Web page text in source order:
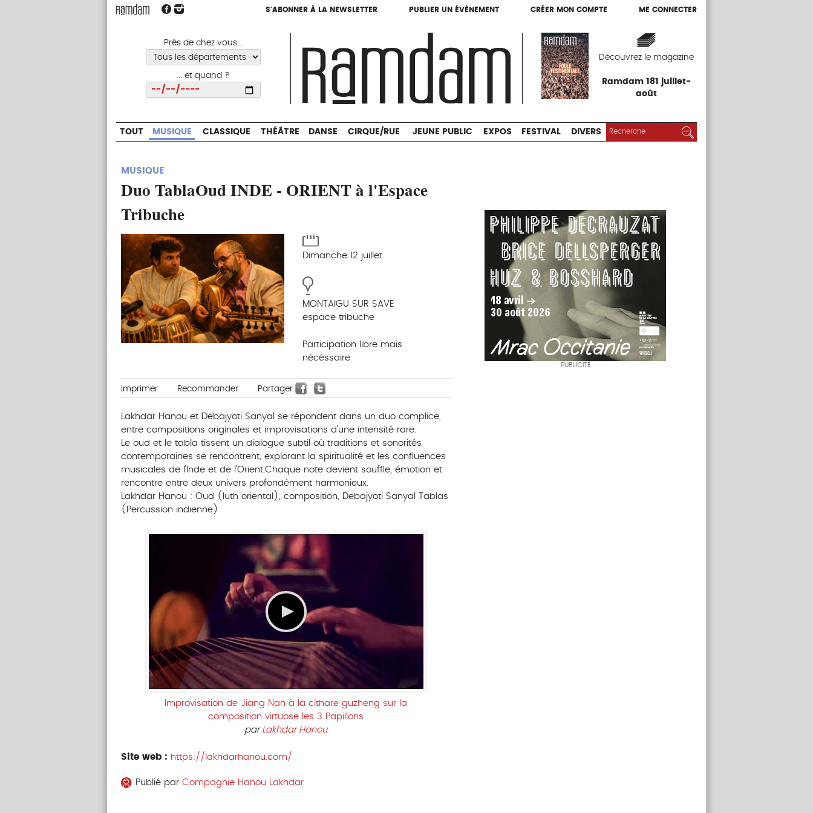
S'ABONNER À LA NEWSLETTER PUBLIER UN ÉVÈNEMENT CRÉER MON COMPTE ME CONNECTER
Près de chez vous...
... et quand ?
Découvrez le magazine
Ramdam 181 juillet-
août
S'ABONNER À LA NEWSLETTER PUBLIER UN ÉVÈNEMENT CRÉER MON COMPTE ME CONNECTER
CIRQUE/RUE JEUNE PUBLIC EXPOS
TOUT MUSIQUE CLASSIQUE THÉÂTRE DANSE CIRQUE/RUE JEUNE PUBLIC EXPOS FESTIVAL DIVERS RECHERCHER :
MUSIQUE
Duo TablaOud INDE - ORIENT à l'Espace
Tribuche
Dimanche 12 juillet
MONTAIGU SUR SAVE
espace tribuche
Participation libre mais
nécéssaire
Imprimer Recommander Partager
Lakhdar Hanou et Debajyoti Sanyal se répondent dans un duo complice,
entre compositions originales et improvisations d’une intensité rare.
Le oud et le tabla tissent un dialogue subtil où traditions et sonorités
contemporaines se rencontrent, explorant la spiritualité et les confluences
musicales de l’Inde et de l’Orient.Chaque note devient souffle, émotion et
rencontre entre deux univers profondément harmonieux.
Lakhdar Hanou : Oud (luth oriental), composition, Debajyoti Sanyal Tablas
(Percussion indienne)
Improvisation de Jiang Nan à la cithare guzheng sur la
composition virtuose les 3 Papillons
par Lakhdar Hanou
Site web : https://lakhdarhanou.com/
Publié par Compagnie Hanou Lakhdar
PUBLICITÉ